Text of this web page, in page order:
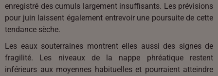
enregistré des cumuls largement insuffisants. Les prévisions
pour juin laissent également entrevoir une poursuite de cette
tendance sèche.
Les eaux souterraines montrent elles aussi des signes de
fragilité. Les niveaux de la nappe phréatique restent
inférieurs aux moyennes habituelles et pourraient atteindre